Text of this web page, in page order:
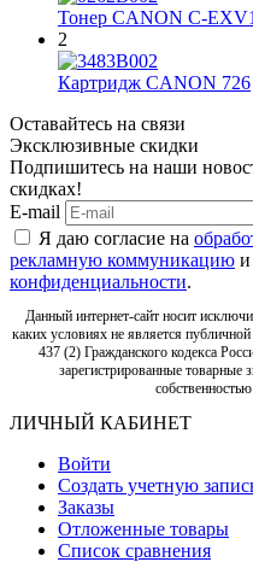
Тонер CANON C-
2
Картридж CANON 726
Оставайтесь на связи
Эксклюзивные скидки
Подпишитесь на наши
скидках!
E-mail
Я даю согласие на
рекламную коммуникацию и
конфиденциальности.
Данный интернет-сайт носит
каких условиях не является
437 (2) Гражданского кодекса
зарегистрированные товарные
ЛИЧНЫЙ КАБИНЕТ
Войти
Создать учетную
Заказы
Отложенные товары
Список сравнения